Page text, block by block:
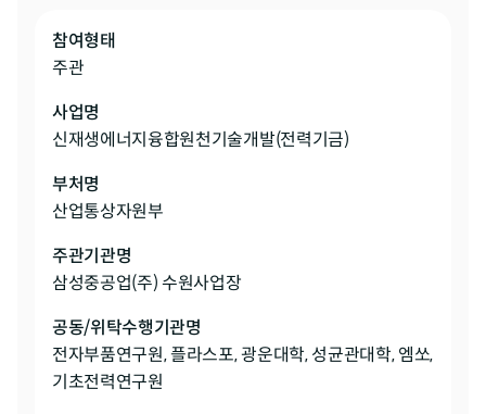
참여형태
주관
사업명
신재생에너지융합원천기술개발(전력기금)
부처명
산업통상자원부
주관기관명
삼성중공업(주) 수원사업장
공동/위탁수행기관명
전자부품연구원, 플라스포, 광운대학, 성균관대학, 엠쏘,
기초전력연구원